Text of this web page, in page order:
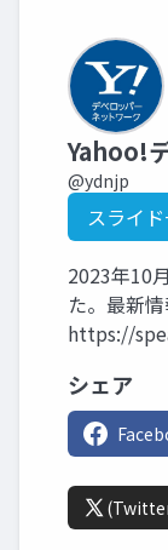
Yahoo!
@ydnjp
スライ
2023年10
た。最新
https://
シェア